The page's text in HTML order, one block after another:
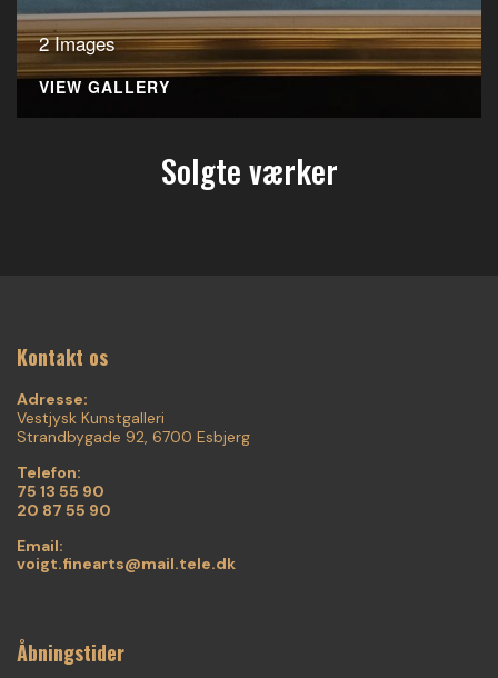
2 Images
VIEW GALLERY
Solgte værker
Kontakt os
Adresse:
Vestjysk Kunstgalleri
Strandbygade 92, 6700 Esbjerg
Telefon:
75 13 55 90
20 87 55 90
Email:
voigt.finearts@mail.tele.dk
Åbningstider